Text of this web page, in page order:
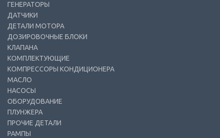
ГЕНЕРАТОРЫ
ДАТЧИКИ
ДЕТАЛИ МОТОРА
ДОЗИРОВОЧНЫЕ БЛОКИ
КЛАПАНА
КОМПЛЕКТУЮЩИЕ
КОМПРЕССОРЫ КОНДИЦИОНЕРА
МАСЛО
НАСОСЫ
ОБОРУДОВАНИЕ
ПЛУНЖЕРА
ПРОЧИЕ ДЕТАЛИ
РАМПЫ